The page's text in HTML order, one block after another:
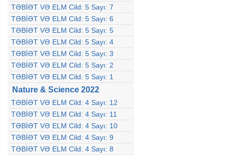
TƏBİƏT VƏ ELM Cild: 5 Sayı: 7
TƏBİƏT VƏ ELM Cild: 5 Sayı: 6
TƏBİƏT VƏ ELM Cild: 5 Sayı: 5
TƏBİƏT VƏ ELM Cild: 5 Sayı: 4
TƏBİƏT VƏ ELM Cild: 5 Sayı: 3
TƏBİƏT VƏ ELM Cild: 5 Sayı: 2
TƏBİƏT VƏ ELM Cild: 5 Sayı: 1
Nature & Science 2022
TƏBİƏT VƏ ELM Cild: 4 Sayı: 12
TƏBİƏT VƏ ELM Cild: 4 Sayı: 11
TƏBİƏT VƏ ELM Cild: 4 Sayı: 10
TƏBİƏT VƏ ELM Cild: 4 Sayı: 9
TƏBİƏT VƏ ELM Cild: 4 Sayı: 8